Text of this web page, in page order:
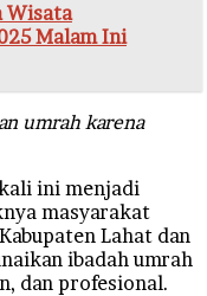
Wisata
Malam Ini
umrah karena
ini menjadi
masyarakat
Lahat dan
ibadah umrah
dan profesional.